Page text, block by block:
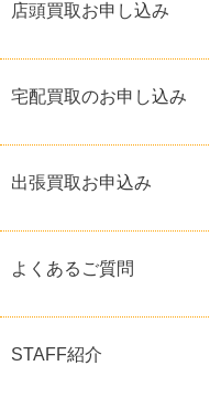
店頭買取お申し込み
宅配買取のお申し込み
出張買取お申込み
よくあるご質問
STAFF紹介